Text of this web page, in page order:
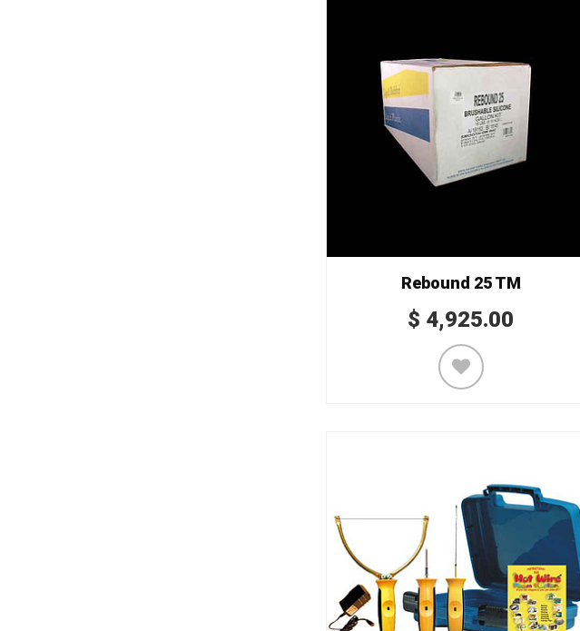
Rebound 25 TM
$ 4,925.00